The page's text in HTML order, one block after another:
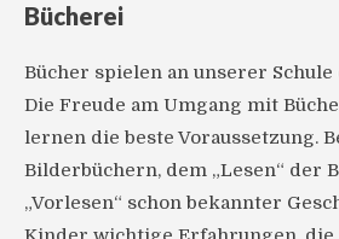
Bücherei
Bücher spielen an unserer
Die Freude am Umgang mit
lernen die beste Voraussetzung.
Bilderbüchern, dem „Lesen“ der
„Vorlesen“ schon bekannter